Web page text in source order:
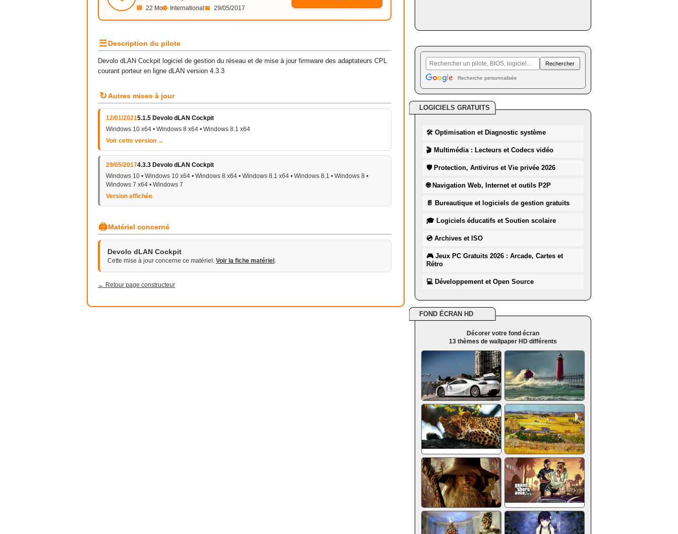
💾 22 Mo🌐 International 📅 29/05/2017
☰Description du pilote
Devolo dLAN Cockpit logiciel de gestion du réseau et de mise à jour firmware des adaptateurs CPL
courant porteur en ligne dLAN version 4.3.3
↻Autres mises à jour
12/01/20215.1.5 Devolo dLAN Cockpit
Windows 10 x64 • Windows 8 x64 • Windows 8.1 x64
Voir cette version →
29/05/20174.3.3 Devolo dLAN Cockpit
Windows 10 • Windows 10 x64 • Windows 8 x64 • Windows 8.1 x64 • Windows 8.1 • Windows 8 •
Windows 7 x64 • Windows 7
Version affichée
🖨Matériel concerné
Devolo dLAN Cockpit
Cette mise à jour concerne ce matériel. Voir la fiche matériel .
← Retour page constructeur
Recherche personnalisée
LOGICIELS GRATUITS
🛠 Optimisation et Diagnostic système
🎬 Multimédia : Lecteurs et Codecs vidéo
🛡 Protection, Antivirus et Vie privée 2026
🌐 Navigation Web, Internet et outils P2P
📄 Bureautique et logiciels de gestion gratuits
🎓 Logiciels éducatifs et Soutien scolaire
💿 Archives et ISO
🎮 Jeux PC Gratuits 2026 : Arcade, Cartes et
Rétro
💻 Développement et Open Source
FOND ÉCRAN HD
Décorer votre fond écran
13 thèmes de wallpaper HD différents